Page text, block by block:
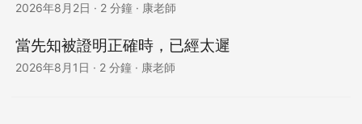
2026年8月2日 · 2 分鐘 · 康老師
當先知被證明正確時，已經太遲
2026年8月1日 · 2 分鐘 · 康老師